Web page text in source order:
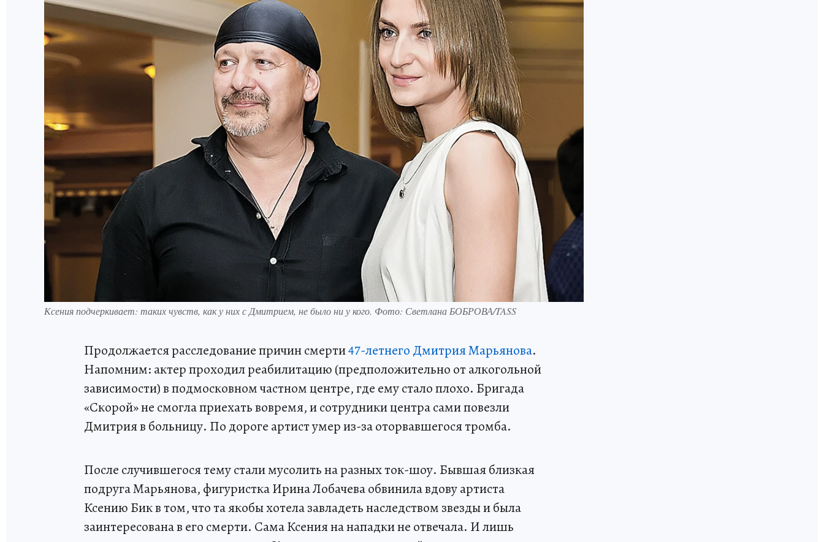
Ксения подчеркивает: таких чувств, как у них с Дмитрием, не было ни у кого. Фото: Светлана БОБРОВА/TASS
Продолжается расследование причин смерти47-летнего Дмитрия Марьянова.
Напомним: актер проходил реабилитацию (предположительно от алкогольной
зависимости) в подмосковном частном центре, где ему стало плохо. Бригада
«Скорой» не смогла приехать вовремя, и сотрудники центра сами повезли
Дмитрия в больницу. По дороге артист умер из-за оторвавшегося тромба.
После случившегося тему стали мусолить на разных ток-шоу. Бывшая близкая
подруга Марьянова, фигуристка Ирина Лобачева обвинила вдову артиста
Ксению Бик в том, что та якобы хотела завладеть наследством звезды и была
заинтересована в его смерти. Сама Ксения на нападки не отвечала. И лишь